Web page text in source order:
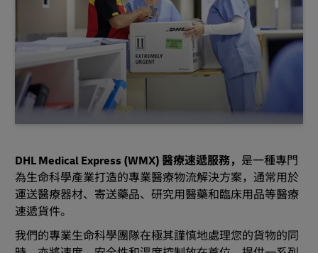
DHL Medical Express (WMX) 醫療速遞服務， 是一種專門
為生命科學產業打造的專業醫療物流解決方案，通常用於
運送醫療器材、寄送藥品、研究用醫藥和臨床用品等醫療
速遞貨件。
我們的專業生命科學團隊在極其謹慎地處理您的貨物的同